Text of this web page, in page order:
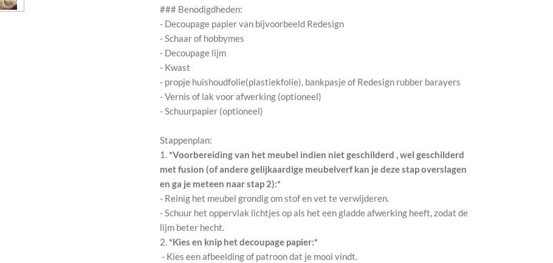
### Benodigdheden:
- Decoupage papier van bijvoorbeeld Redesign
- Schaar of hobbymes
- Decoupage lijm
- Kwast
- propje huishoudfolie(plastiekfolie), bankpasje of Redesign rubber barayers
- Vernis of lak voor afwerking (optioneel)
- Schuurpapier (optioneel)
Stappenplan:
1.*Voorbereiding van het meubel indien niet geschilderd , wel geschilderd
met fusion (of andere gelijkaardige meubelverf kan je deze stap overslagen
en ga je meteen naar stap 2):*
- Reinig het meubel grondig om stof en vet te verwijderen.
- Schuur het oppervlak lichtjes op als het een gladde afwerking heeft, zodat de
lijm beter hecht.
2.*Kies en knip het decoupage papier:*
- Kies een afbeelding of patroon dat je mooi vindt.